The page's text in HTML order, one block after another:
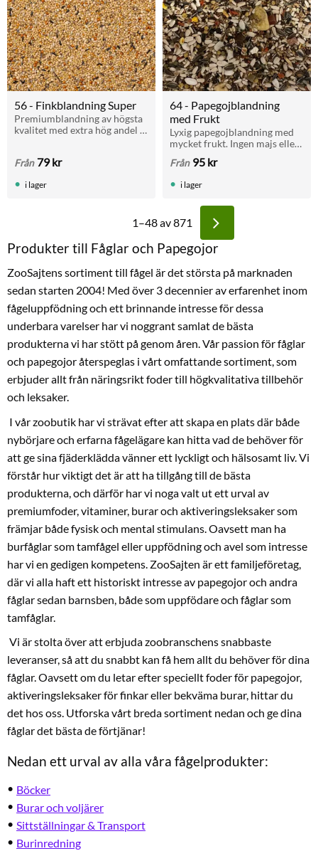
56 - Finkblandning Super
Premiumblandning av högsta
kvalitet med extra hög andel
uppfödning av exotiska finkar.
Från 79kr
i lager
64 - Papegojblandning
med Frukt
Lyxig papegojblandning med
mycket frukt. Ingen majs eller
papegojor.
Från 95 kr
i lager
1–48av871
Produkter till Fåglar och Papegojor
ZooSajtens sortiment till fågel är det största på marknaden
sedan starten 2004! Med över 3 decennier av erfarenhet inom
fågeluppfödning och ett brinnande intresse för dessa
underbara varelser har vi noggrant samlat de bästa
produkterna vi har stött på genom åren. Vår passion för fåglar
och papegojor återspeglas i vårt omfattande sortiment, som
erbjuder allt från näringsrikt foder till högkvalitativa tillbehör
och leksaker.
I vår zoobutik har vi strävat efter att skapa en plats där både
nybörjare och erfarna fågelägare kan hitta vad de behöver för
att ge sina fjäderklädda vänner ett lyckligt och hälsosamt liv. Vi
förstår hur viktigt det är att ha tillgång till de bästa
produkterna, och därför har vi noga valt ut ett urval av
premiumfoder, vitaminer, burar och aktiveringsleksaker som
främjar både fysisk och mental stimulans. Oavsett man ha
burfåglar som tamfågel eller uppfödning och avel som intresse
har vi en gedigen kompetens. ZooSajten är ett familjeföretag,
där vi alla haft ett historiskt intresse av papegojor och andra
fåglar sedan barnsben, både som uppfödare och fåglar som
tamfåglar.
Vi är stolta över att erbjuda zoobranschens snabbaste
leveranser, så att du snabbt kan få hem allt du behöver för dina
fåglar. Oavsett om du letar efter speciellt foder för papegojor,
aktiveringsleksaker för finkar eller bekväma burar, hittar du
det hos oss. Utforska vårt breda sortiment nedan och ge dina
fåglar det bästa de förtjänar!
Nedan ett urval av alla våra fågelprodukter:
Böcker
Burar och voljärer
Sittställningar & Transport
Burinredning